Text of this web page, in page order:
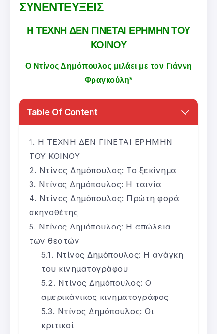
ΣΥΝΕΝΤΕΥΞΕΙΣ
Η ΤΕΧΝΗ ΔΕΝ ΓΙΝΕΤΑΙ ΕΡΗΜΗΝ ΤΟΥ
ΚΟΙΝΟΥ
Ο Ντίνος Δημόπουλος μιλάει με τον Γιάννη
Φραγκούλη*
Table Of Content
Η ΤΕΧΝΗ ΔΕΝ ΓΙΝΕΤΑΙ ΕΡΗΜΗΝ
ΤΟΥ ΚΟΙΝΟΥ
Ντίνος Δημόπουλος: Το ξεκίνημα
Ντίνος Δημόπουλος: Η ταινία
Ντίνος Δημόπουλος: Πρώτη φορά
σκηνοθέτης
Ντίνος Δημόπουλος: Η απώλεια
των θεατών
Ντίνος Δημόπουλος: Η ανάγκη
του κινηματογράφου
Ντίνος Δημόπουλος: Ο
αμερικάνικος κινηματογράφος
Ντίνος Δημόπουλος: Οι
κριτικοί